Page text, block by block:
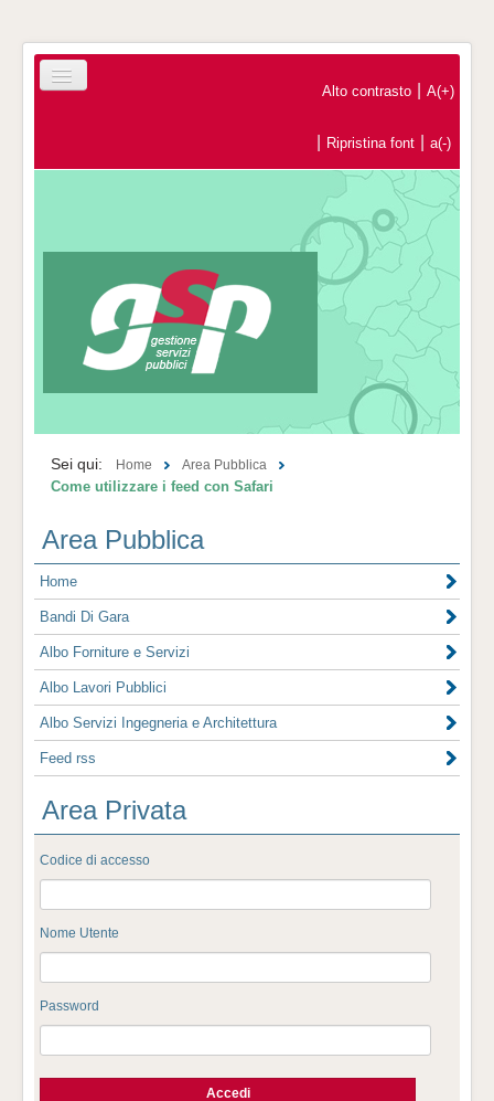
Contatti
Alto contrasto A(+)
Ripristina font a(-)
Sei qui: Home Area Pubblica
Come utilizzare i feed con Safari
Area Pubblica
Home
Bandi Di Gara
Albo Forniture e Servizi
Albo Lavori Pubblici
Albo Servizi Ingegneria e Architettura
Feed rss
Area Privata
Codice di accesso
Nome Utente
Password